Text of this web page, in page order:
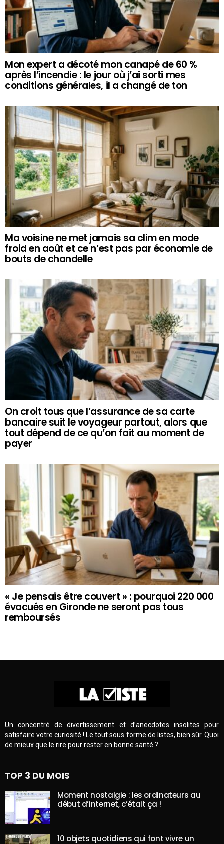
Mon expert a décoté mon canapé de 60 %
après l’incendie : le jour où j’ai sorti mes
conditions générales, il a changé de ton
Ma voisine ne met jamais sa clim en mode
froid en août et ce n’est pas par économie de
bouts de chandelle
On croit tous que l’assurance de sa carte
bancaire suit le voyageur partout, alors que
tout dépend de ce qu’on fait au moment de
payer
« Je pensais être couvert » : pourquoi 220 000
évacués en Gironde ne seront pas tous
remboursés
Un concentré de divertissement et d’anecdotes insolites pour
satisfaire votre curiosité ! Le tout sous forme de listes, bien sûr. Quoi
de mieux que le rire pour rester en bonne santé ?
TOP 3 DU MOIS
Moment nostalgie : les ordinateurs au
début d’internet, c’était ça !
10 objets quotidiens qui font vivre un